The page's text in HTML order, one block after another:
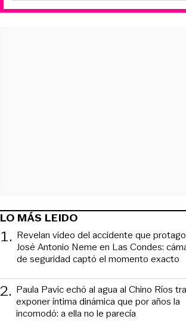
LO MÁS LEIDO
1. Revelan video del accidente que
José Antonio Neme en Las Condes:
de seguridad captó el momento exacto
2. Paula Pavic echó al agua al Chino Ríos
exponer íntima dinámica que por años la
incomodó: a ella no le parecía